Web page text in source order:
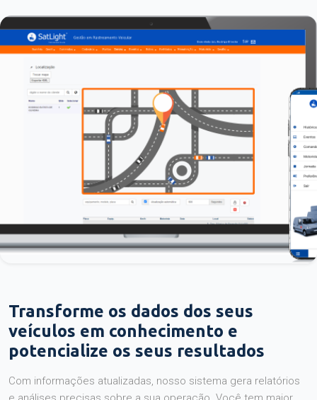
Transforme os dados dos seus
veículos em conhecimento e
potencialize os seus resultados
Com informações atualizadas, nosso sistema gera relatórios